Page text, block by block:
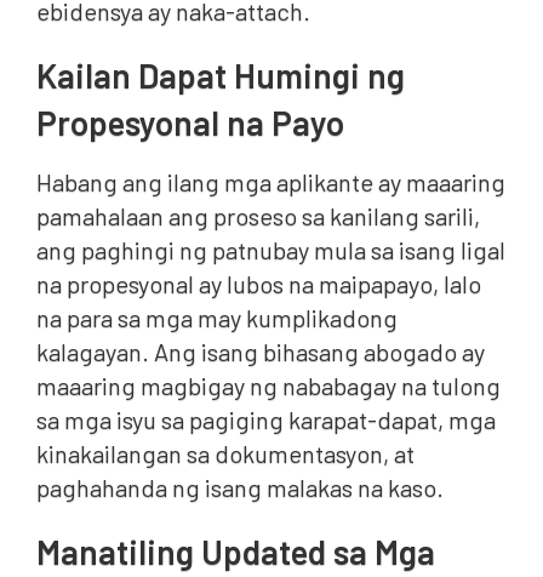
ebidensya ay naka-attach.
Kailan Dapat Humingi ng
Propesyonal na Payo
Habang ang ilang mga aplikante ay maaaring
pamahalaan ang proseso sa kanilang sarili,
ang paghingi ng patnubay mula sa isang ligal
na propesyonal ay lubos na maipapayo, lalo
na para sa mga may kumplikadong
kalagayan. Ang isang bihasang abogado ay
maaaring magbigay ng nababagay na tulong
sa mga isyu sa pagiging karapat-dapat, mga
kinakailangan sa dokumentasyon, at
paghahanda ng isang malakas na kaso.
Manatiling Updated sa Mga